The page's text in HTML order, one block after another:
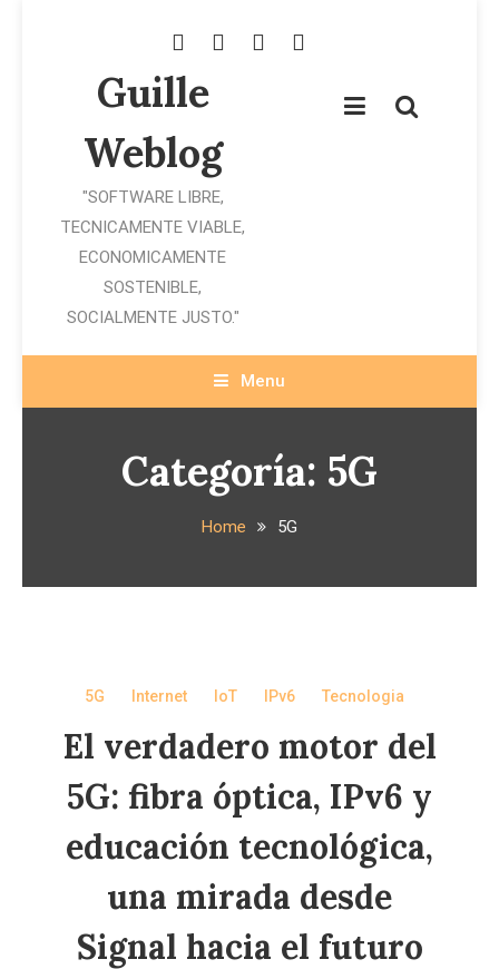
Guille
Weblog
"SOFTWARE LIBRE,
TECNICAMENTE VIABLE,
ECONOMICAMENTE
SOSTENIBLE,
SOCIALMENTE JUSTO."
Menu
Categoría: 5G
Home 5G
5G Internet IoT IPv6 Tecnologia
El verdadero motor del
5G: fibra óptica, IPv6 y
educación tecnológica,
una mirada desde
Signal hacia el futuro